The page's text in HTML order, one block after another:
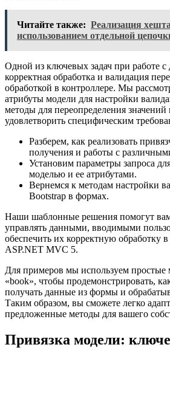
Читайте также: Реализация
использованием отдельной
Одной из ключевых задач при работе
корректная обработка и валидация
обработкой в контроллере. Мы
атрибуты модели для настройки
методы для переопределения
удовлетворить специфическим
Разберем, как реализовать
получения и работы с
Установим параметры запроса
моделью и ее атрибутами.
Вернемся к методам настройки
Bootstrap в формах.
Наши шаблонные решения помогут
управлять данными, вводимыми
обеспечить их корректную обработку
ASP.NET MVC 5.
Для примеров мы используем простые
«book», чтобы продемонстрировать,
получать данные из формы и
Таким образом, вы сможете легко
предложенные методы для вашего
Привязка модели: